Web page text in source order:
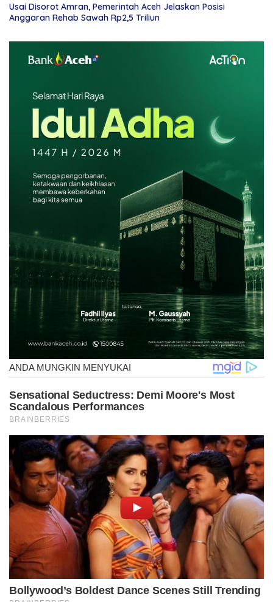
Usai Disorot Amran, Pemerintah Aceh Jelaskan Posisi
Anggaran Rehab Sawah Rp2,5 Triliun